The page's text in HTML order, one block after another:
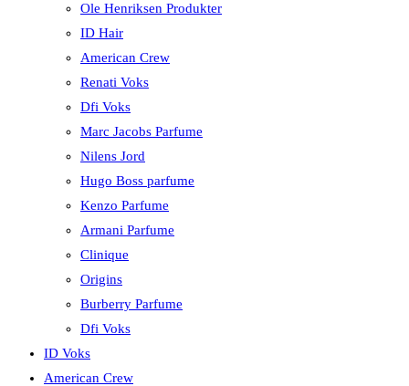
Ole Henriksen Produkter
ID Hair
American Crew
Renati Voks
Dfi Voks
Marc Jacobs Parfume
Nilens Jord
Hugo Boss parfume
Kenzo Parfume
Armani Parfume
Clinique
Origins
Burberry Parfume
Dfi Voks
ID Voks
American Crew